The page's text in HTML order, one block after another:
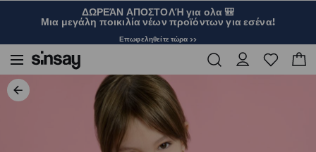
ΔΩΡΕΆΝ ΑΠΟΣΤΟΛΉ για ολα 🎒
Μια μεγάλη ποικιλία νέων προϊόντων για εσένα!
Επωφεληθείτε τώρα >>